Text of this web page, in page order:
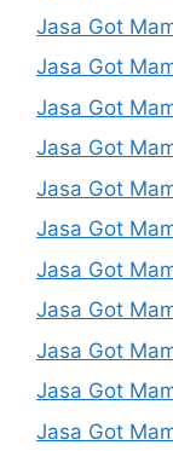
Jasa Got
Jasa Got
Jasa Got
Jasa Got
Jasa Got
Jasa Got
Jasa Got
Jasa Got
Jasa Got
Jasa Got
Jasa Got